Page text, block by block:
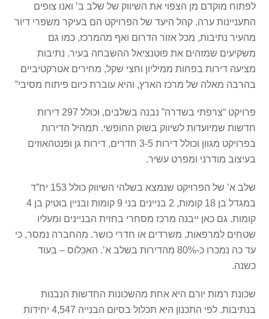
לפתוח מוקדם מן הצפוי את השיווק של שלב ב’ ואנו צופים
התעניינות ערה. קהל היעד של הפרויקט הם בעיקר משפרי דיור
מהעיר נתיבות, מכל אזור הדרום ואף מהמרכז, כמו גם
משקיעים שמזהים את פוטנציאל ההשבחה בעיר. נתיבות
מציעה דירות בפחות ממיליון וחצי שקל, מחירים אטרקטיביים
בהרבה מאלה של מרכז הארץ, והיא עוברת כיום פיתוח מסיבי”
פרויקט “צרפתי בשדרה” נבנה בשלבים, וכולל 297 דירות
חדשות שמיועדות לשיווק בשוק החופשי. תמהיל הדירות
בפרויקט מגוון וכולל דירות 3-5 חדרים, דירות גן ופנטהאוזים
בעיצוב מודרני ומפרט עשיר.
שלב א’ של הפרויקט שנמצא בשלהי השיווק כולל 153 יח”ד
במגדל בן 18 קומות, 2 בניינים בני 9 קומות ובניין בוטיק בן 4
קומות. גם כאן ייבנה מרכז מסחרי בחזית הבניינים ומעליו
שטחים למרפאות, משרדים או חדרי כושר. מהחברה נמסר, כי
עד כה נמכרו כ-80% מהדירות בשלב א’. האכלוס – בעוד
כשנה.
שכונת רמות יורם היא אחת מהשכונות החדשות הנבנות
בנתיבות. לפי התכנון היא תכלול בסיום הבנייה 4,547 יחידות